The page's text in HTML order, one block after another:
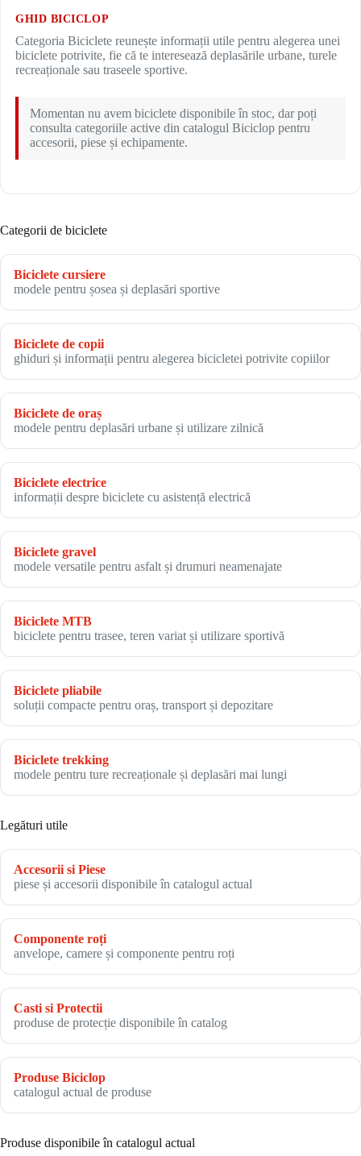
GHID BICICLOP
Categoria Biciclete reunește informații utile pentru alegerea unei
biciclete potrivite, fie că te interesează deplasările urbane, turele
recreaționale sau traseele sportive.
Momentan nu avem biciclete disponibile în stoc, dar poți
consulta categoriile active din catalogul Biciclop pentru
accesorii, piese și echipamente.
Categorii de biciclete
Biciclete cursiere
modele pentru șosea și deplasări sportive
Biciclete de copii
ghiduri și informații pentru alegerea bicicletei potrivite copiilor
Biciclete de oraș
modele pentru deplasări urbane și utilizare zilnică
Biciclete electrice
informații despre biciclete cu asistență electrică
Biciclete gravel
modele versatile pentru asfalt și drumuri neamenajate
Biciclete MTB
biciclete pentru trasee, teren variat și utilizare sportivă
Biciclete pliabile
soluții compacte pentru oraș, transport și depozitare
Biciclete trekking
modele pentru ture recreaționale și deplasări mai lungi
Legături utile
Accesorii si Piese
piese și accesorii disponibile în catalogul actual
Componente roți
anvelope, camere și componente pentru roți
Casti si Protectii
produse de protecție disponibile în catalog
Produse Biciclop
catalogul actual de produse
Produse disponibile în catalogul actual